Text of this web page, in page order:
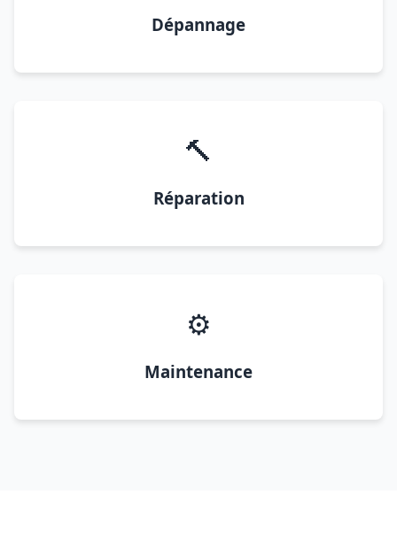
Dépannage
🔨
Réparation
⚙️
Maintenance